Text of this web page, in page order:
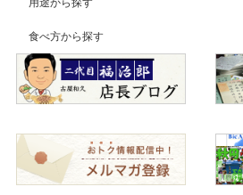
食べ方から探す